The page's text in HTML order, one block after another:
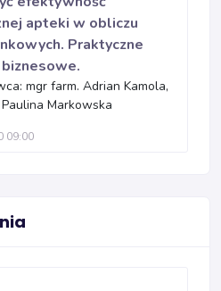
apteki w obliczu
Praktyczne
mgr farm. Adrian Kamola,
Markowska
09:00